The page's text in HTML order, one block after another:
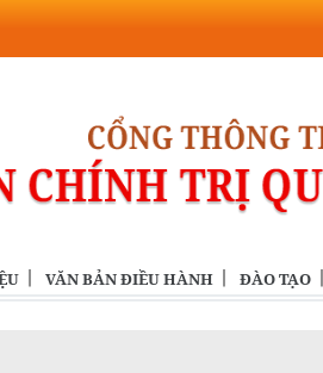
VĂN BẢN ĐIỀU HÀNH ĐÀO TẠO